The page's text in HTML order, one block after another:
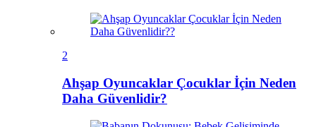
2
Ahşap Oyuncaklar Çocuklar İçin Neden
Daha Güvenlidir?